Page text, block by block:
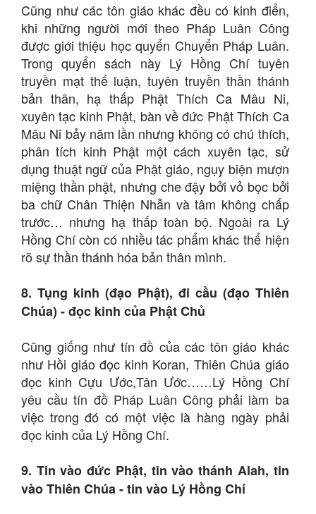
Cũng như các tôn giáo khác đều có kinh điển,
khi những người mới theo Pháp Luân Công
được giới thiệu học quyển Chuyển Pháp Luân.
Trong quyển sách này Lý Hồng Chí tuyên
truyền mạt thế luận, tuyên truyền thần thánh
bản thân, hạ thấp Phật Thích Ca Mâu Ni,
xuyên tạc kinh Phật, bàn về đức Phật Thích Ca
Mâu Ni bảy năm lần nhưng không có chú thích,
phân tích kinh Phật một cách xuyên tạc, sử
dụng thuật ngữ của Phật giáo, ngụy biện mượn
miệng thần phật, nhưng che đậy bởi vỏ bọc bởi
ba chữ Chân Thiện Nhẫn và tâm không chấp
trước… nhưng hạ thấp toàn bộ. Ngoài ra Lý
Hồng Chí còn có nhiều tác phẩm khác thể hiện
rõ sự thần thánh hóa bản thân mình.
8. Tụng kinh (đạo Phật), đi cầu (đạo Thiên
Chúa) - đọc kinh của Phật Chủ
Cũng giống như tín đồ của các tôn giáo khác
như Hồi giáo đọc kinh Koran, Thiên Chúa giáo
đọc kinh Cựu Ước,Tân Ước……Lý Hồng Chí
yêu cầu tín đồ Pháp Luân Công phải làm ba
việc trong đó có một việc là hàng ngày phải
đọc kinh của Lý Hồng Chí.
9. Tin vào đức Phật, tin vào thánh Alah, tin
vào Thiên Chúa - tin vào Lý Hồng Chí